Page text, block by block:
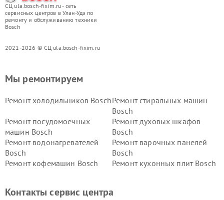
СЦ ula.bosch-fixim.ru - сеть
сервисных центров в Улан-Удэ по
ремонту и обслуживанию техники
Bosch
2021-2026 © СЦ ula.bosch-fixim.ru
Мы ремонтируем
Ремонт холодильников BoschРемонт стиральных машин
Bosch
Ремонт посудомоечных
машин Bosch
Ремонт духовых шкафов
Bosch
Ремонт водонагревателей
Bosch
Ремонт варочных панелей
Bosch
Ремонт кофемашин Bosch
Ремонт кухонных плит Bosch
Ремонт сушильных автоматовРемонт морозильных камер
Контакты сервис центра